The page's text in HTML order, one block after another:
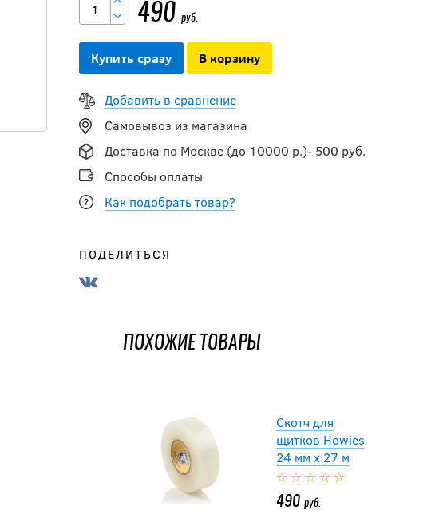
490 руб.
Купить сразу В корзину
Добавить в сравнение
Самовывоз из магазина
Доставка по Москве (до 10000 р.)- 500 руб.
Способы оплаты
Как подобрать товар?
ПОДЕЛИТЬСЯ
ПОХОЖИЕ ТОВАРЫ
Скотч для
щитков Howies
24 мм х 27 м
490 руб.